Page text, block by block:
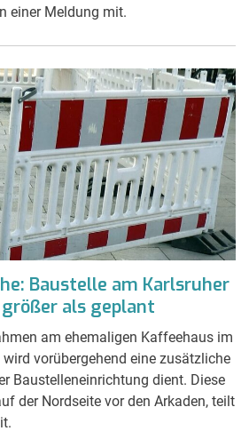
einer Meldung mit.
Baustelle am Karlsruher
als geplant
am ehemaligen Kaffeehaus im
vorübergehend eine zusätzliche
Baustelleneinrichtung dient. Diese
der Nordseite vor den Arkaden, teilt